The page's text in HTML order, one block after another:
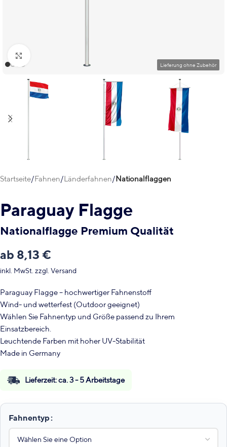
Startseite Fahnen Länderfahnen Nationalflaggen
Paraguay Flagge
Nationalflagge Premium Qualität
ab 8,13 €
inkl. MwSt. zzgl. Versand
Paraguay Flagge – hochwertiger Fahnenstoff
Wind- und wetterfest (Outdoor geeignet)
Wählen Sie Fahnentyp und Größe passend zu Ihrem
Einsatzbereich.
Leuchtende Farben mit hoher UV-Stabilität
Made in Germany
Lieferzeit:ca. 3 - 5 Arbeitstage
Fahnentyp